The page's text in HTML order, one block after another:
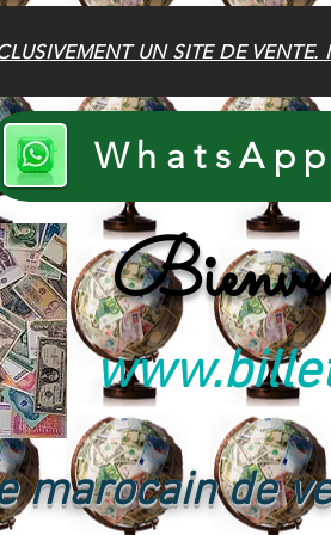
UN SITE DE
marocain de